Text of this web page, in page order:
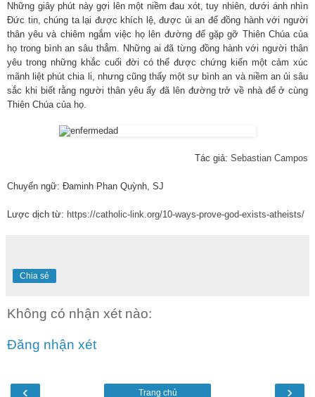
Những giây phút này gợi lên một niềm đau xót, tuy nhiên, dưới ánh nhìn
Đức tin, chúng ta lại được khích lệ, được ủi an để đồng hành với người
thân yêu và chiêm ngắm việc họ lên đường để gặp gỡ Thiên Chúa của
họ trong bình an sâu thẳm. Những ai đã từng đồng hành với người thân
yêu trong những khắc cuối đời có thể được chứng kiến một cảm xúc
mãnh liệt phút chia li, nhưng cũng thấy một sự bình an và niềm an ủi sâu
sắc khi biết rằng người thân yêu ấy đã lên đường trở về nhà để ở cùng
Thiên Chúa của họ.
Tác giả: Sebastian Campos
Chuyển ngữ: Đaminh Phan Quỳnh, SJ
Lược dịch từ: https://catholic-link.org/10-ways-prove-god-exists-atheists/
Chia sẻ
Không có nhận xét nào:
Đăng nhận xét
‹ ›
Trang chủ